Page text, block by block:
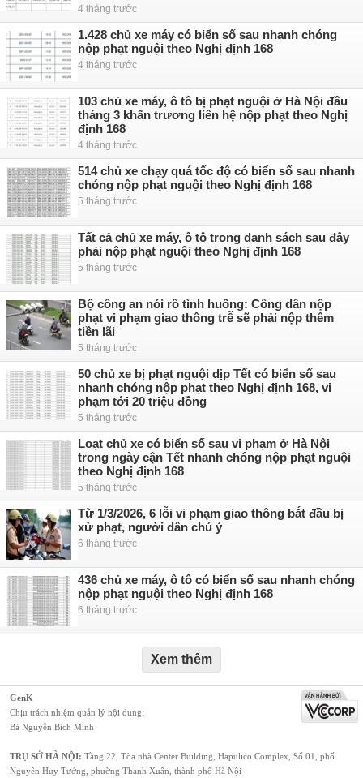
4 tháng trước
1.428 chủ xe máy có biển số sau nhanh chóng
nộp phạt nguội theo Nghị định 168
4 tháng trước
103 chủ xe máy, ô tô bị phạt nguội ở Hà Nội đầu
tháng 3 khẩn trương liên hệ nộp phạt theo Nghị
định 168
4 tháng trước
514 chủ xe chạy quá tốc độ có biển số sau nhanh
chóng nộp phạt nguội theo Nghị định 168
5 tháng trước
Tất cả chủ xe máy, ô tô trong danh sách sau đây
phải nộp phạt nguội theo Nghị định 168
5 tháng trước
Bộ công an nói rõ tình huống: Công dân nộp
phạt vi phạm giao thông trễ sẽ phải nộp thêm
tiền lãi
5 tháng trước
50 chủ xe bị phạt nguội dịp Tết có biển số sau
nhanh chóng nộp phạt theo Nghị định 168, vi
phạm tới 20 triệu đồng
5 tháng trước
Loạt chủ xe có biển số sau vi phạm ở Hà Nội
trong ngày cận Tết nhanh chóng nộp phạt nguội
theo Nghị định 168
5 tháng trước
Từ 1/3/2026, 6 lỗi vi phạm giao thông bắt đầu bị
xử phạt, người dân chú ý
6 tháng trước
436 chủ xe máy, ô tô có biển số sau nhanh chóng
nộp phạt nguội theo Nghị định 168
6 tháng trước
Xem thêm
GenK
Chịu trách nhiệm quản lý nội dung:
Bà Nguyễn Bích Minh
TRỤ SỞ HÀ NỘI: Tầng 22, Tòa nhà Center Building, Hapulico Complex, Số 01, phố
Nguyễn Huy Tưởng, phường Thanh Xuân, thành phố Hà Nội